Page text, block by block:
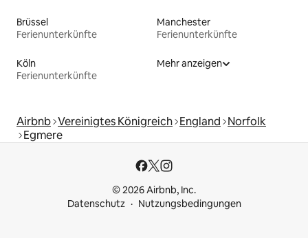
Brüssel
Ferienunterkünfte
Manchester
Ferienunterkünfte
Köln
Ferienunterkünfte
Mehr anzeigen
Airbnb Vereinigtes Königreich England Norfolk
Egmere
© 2026 Airbnb, Inc.
Datenschutz
Nutzungsbedingungen